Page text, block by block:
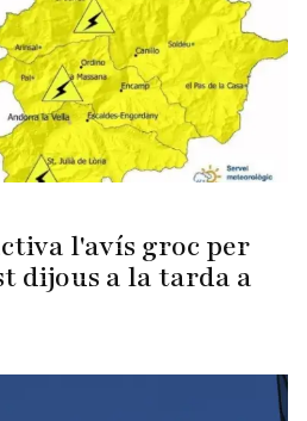
l'avís groc per
dijous a la tarda a